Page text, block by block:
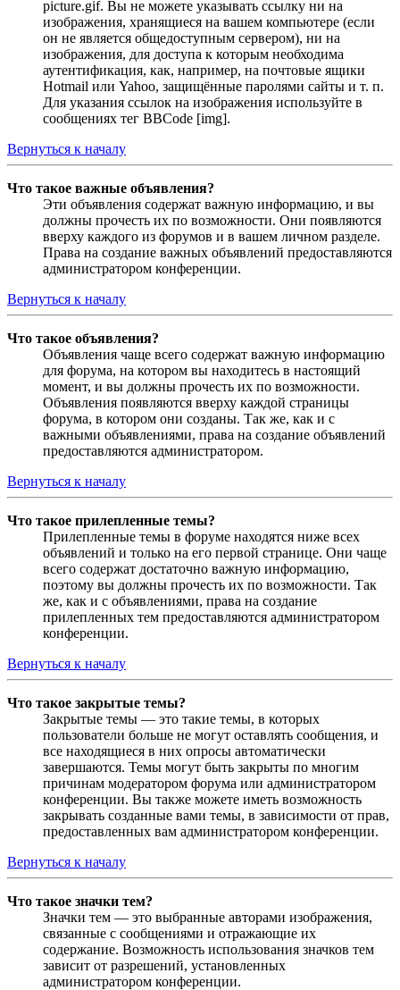
picture.gif. Вы не можете указывать ссылку ни на
изображения, хранящиеся на вашем компьютере (если
он не является общедоступным сервером), ни на
изображения, для доступа к которым необходима
аутентификация, как, например, на почтовые ящики
Hotmail или Yahoo, защищённые паролями сайты и т. п.
Для указания ссылок на изображения используйте в
сообщениях тег BBCode [img].
Вернуться к началу
Что такое важные объявления?
Эти объявления содержат важную информацию, и вы
должны прочесть их по возможности. Они появляются
вверху каждого из форумов и в вашем личном разделе.
Права на создание важных объявлений предоставляются
администратором конференции.
Вернуться к началу
Что такое объявления?
Объявления чаще всего содержат важную информацию
для форума, на котором вы находитесь в настоящий
момент, и вы должны прочесть их по возможности.
Объявления появляются вверху каждой страницы
форума, в котором они созданы. Так же, как и с
важными объявлениями, права на создание объявлений
предоставляются администратором.
Вернуться к началу
Что такое прилепленные темы?
Прилепленные темы в форуме находятся ниже всех
объявлений и только на его первой странице. Они чаще
всего содержат достаточно важную информацию,
поэтому вы должны прочесть их по возможности. Так
же, как и с объявлениями, права на создание
прилепленных тем предоставляются администратором
конференции.
Вернуться к началу
Что такое закрытые темы?
Закрытые темы — это такие темы, в которых
пользователи больше не могут оставлять сообщения, и
все находящиеся в них опросы автоматически
завершаются. Темы могут быть закрыты по многим
причинам модератором форума или администратором
конференции. Вы также можете иметь возможность
закрывать созданные вами темы, в зависимости от прав,
предоставленных вам администратором конференции.
Вернуться к началу
Что такое значки тем?
Значки тем — это выбранные авторами изображения,
связанные с сообщениями и отражающие их
содержание. Возможность использования значков тем
зависит от разрешений, установленных
администратором конференции.